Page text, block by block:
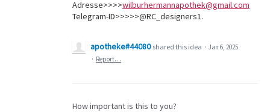
Adresse>>>>wilburhermannapothek@gmail.com
Telegram-ID>>>>>@RC_designers1.
apotheke#44080 shared this idea · Jan 6, 2025
· Report…
How important is this to you?